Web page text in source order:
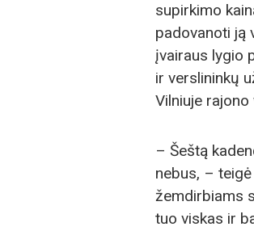
supirkimo
padovanoti ją
įvairaus lygio
ir verslininkų
Vilniuje
– Šeštą
nebus, –
žemdirbiams
tuo viskas ir